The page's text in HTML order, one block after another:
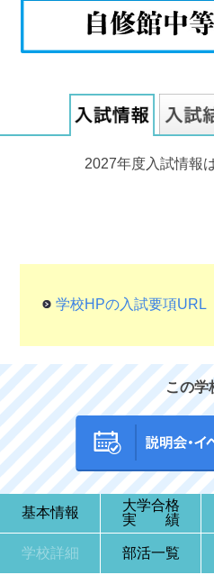
2027年度入試情報
学校HPの入試要項URL
この学
基本情報
大学合格
実 績
学校詳細 部活一覧